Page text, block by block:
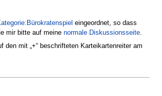
eingeordnet, so dass
mir bitte auf meine normale Diskussionsseite.
mit „+“ beschrifteten Karteikartenreiter am